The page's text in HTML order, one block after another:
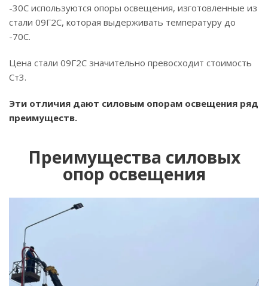
-30С используются опоры освещения, изготовленные из
стали 09Г2С, которая выдерживать температуру до
-70С.
Цена стали 09Г2С значительно превосходит стоимость
Ст3.
Эти отличия дают силовым опорам освещения ряд
преимуществ.
Преимущества силовых
опор освещения